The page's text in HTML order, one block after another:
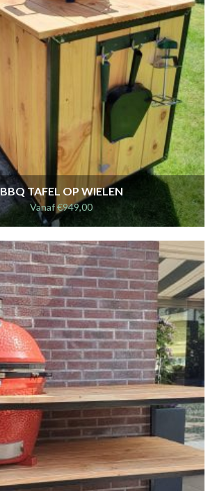
BBQ TAFEL OP WIELEN
Vanaf€949,00